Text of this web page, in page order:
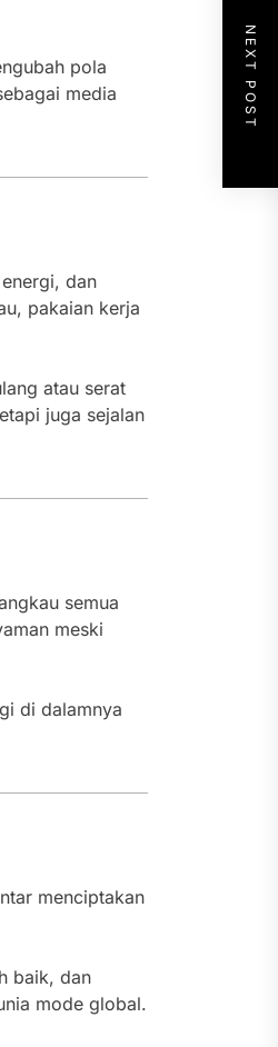
pola
media
dan
pakaian kerja
atau serat
juga sejalan
semua
meski
di dalamnya
menciptakan
baik, dan
mode global.
NEXT POST